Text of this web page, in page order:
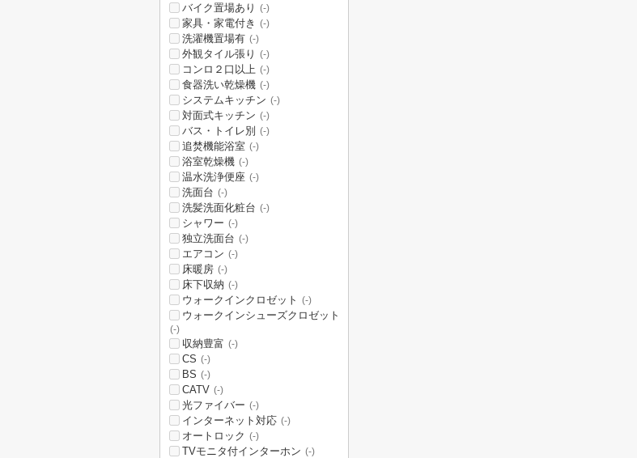
バイク置場あり (-)
家具・家電付き (-)
洗濯機置場有 (-)
外観タイル張り (-)
コンロ２口以上 (-)
食器洗い乾燥機 (-)
システムキッチン (-)
対面式キッチン (-)
バス・トイレ別 (-)
追焚機能浴室 (-)
浴室乾燥機 (-)
温水洗浄便座 (-)
洗面台 (-)
洗髪洗面化粧台 (-)
シャワー (-)
独立洗面台 (-)
エアコン (-)
床暖房 (-)
床下収納 (-)
ウォークインクロゼット (-)
ウォークインシューズクロゼット
(-)
収納豊富 (-)
CS (-)
BS (-)
CATV (-)
光ファイバー (-)
インターネット対応 (-)
オートロック (-)
TVモニタ付インターホン (-)